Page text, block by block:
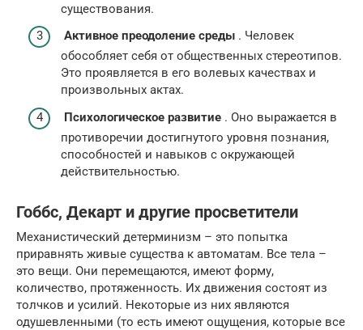
существования.
Активное преодоление среды . Человек
обособляет себя от общественных стереотипов.
Это проявляется в его волевых качествах и
произвольных актах.
Психологическое развитие . Оно выражается в
противоречии достигнутого уровня познания,
способностей и навыков с окружающей
действительностью.
Гоббс, Декарт и другие просветители
Механистический детерминизм – это попытка
приравнять живые существа к автоматам. Все тела –
это вещи. Они перемещаются, имеют форму,
количество, протяженность. Их движения состоят из
толчков и усилий. Некоторые из них являются
одушевленными (то есть имеют ощущения, которые все